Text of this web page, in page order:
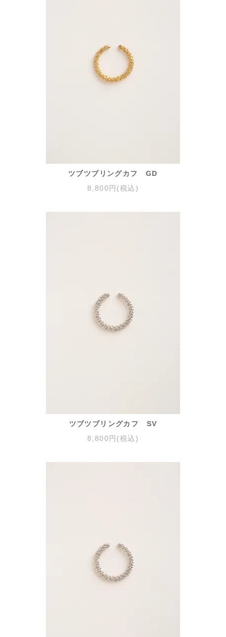
ツブツブリングカフ GD
8,800円(税込)
ツブツブリングカフ SV
8,800円(税込)